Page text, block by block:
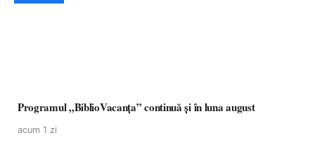
Programul „BiblioVacanța” continuă și în luna august
acum 1 zi